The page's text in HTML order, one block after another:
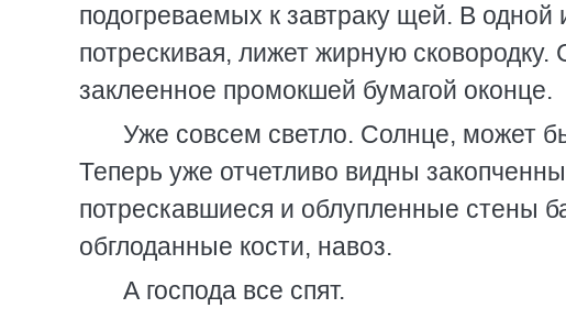
подогреваемых к завтраку щей. В одной
потрескивая, лижет жирную
заклеенное промокшей бумагой оконце.
Уже совсем светло. Солнце, может
Теперь уже отчетливо видны
потрескавшиеся и облупленные стены
обглоданные кости, навоз.
А господа все спят.